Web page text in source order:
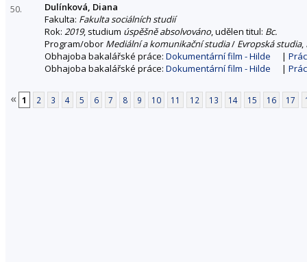
50.
Dulínková, Diana
Fakulta: Fakulta sociálních studií
Rok: 2019, studium úspěšně absolvováno, udělen titul: Bc.
Program/obor Mediální a komunikační studia/ Evropská studia,
Obhajoba bakalářské práce: Dokumentární film - Hilde |
Obhajoba bakalářské práce: Dokumentární film - Hilde |
« 1 2 3 4 5 6 7 8 9 10 11 12 13 14 15 16 17